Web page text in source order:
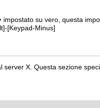
su vero, questa
-[Keypad-Minus]
X. Questa sezione